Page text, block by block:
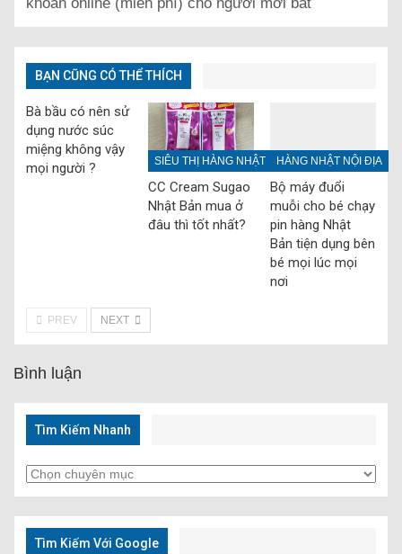
BẠN CŨNG CÓ THỂ THÍCH
Bà bầu có nên sử
dụng nước súc
miệng không vậy
mọi người ?
SIÊU THỊ HÀNG NHẬT
CC Cream Sugao
Nhật Bản mua ở
đâu thì tốt nhất?
HÀNG NHẬT NỘI ĐỊA
Bộ máy đuổi
muỗi cho bé chạy
pin hàng Nhật
Bản tiện dụng bên
bé mọi lúc mọi
nơi
PREV NEXT
Bình luận
Tìm Kiếm Nhanh
Tìm
Kiếm
Nhanh
Tìm Kiếm Với Google